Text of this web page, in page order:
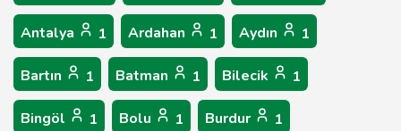
Antalya 1 Ardahan 1 Aydın 1
Bartın 1 Batman 1 Bilecik 1
Bingöl 1 Bolu 1 Burdur 1